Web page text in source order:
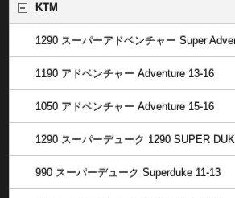
KTM
1290 スーパーアドベンチャー Super
1190 アドベンチャー Adventure 13-16
1050 アドベンチャー Adventure 15-16
1290 スーパーデューク 1290 SUPER
990 スーパーデューク Superduke 11-13